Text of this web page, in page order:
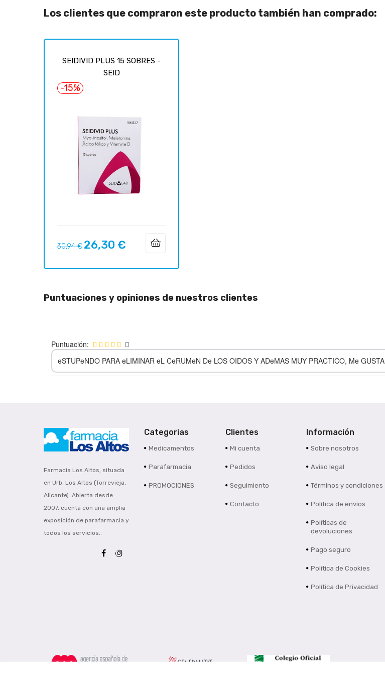
Los clientes que compraron este producto también han comprado:
SEIDIVID PLUS 15 SOBRES -
SEID
-15%
Precio
30,94 € Precio
26,30 €
Puntuaciones y opiniones de nuestros clientes
Puntuación:
eSTUPeNDO PARA eLIMINAR eL CeRUMeN De LOS OIDOS Y ADeMAS MUY PRACTICO, Me GUSTA
Farmacia Los Altos, situada
en Urb. Los Altos (Torrevieja,
Alicante). Abierta desde
2007, cuenta con una amplia
exposición de parafarmacia y
todos los servicios..
Categorias
Medicamentos
Parafarmacia
PROMOCIONES
Clientes
Mi cuenta
Pedidos
Seguimiento
Contacto
Información
Sobre nosotros
Aviso legal
Términos y condiciones
Política de envíos
Políticas de
devoluciones
Pago seguro
Política de Cookies
Política de Privacidad